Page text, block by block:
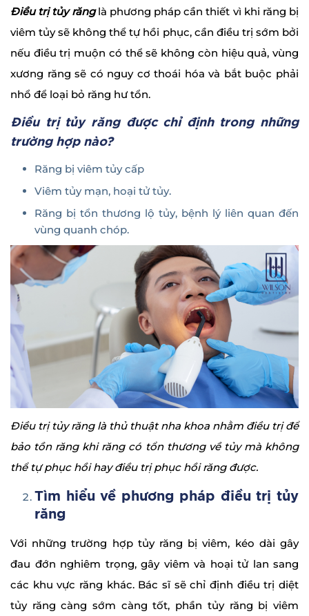
Điều trị tủy rănglà phương pháp cần thiết vì khi răng bị
viêm tủy sẽ không thể tự hồi phục, cần điều trị sớm bởi
nếu điều trị muộn có thể sẽ không còn hiệu quả, vùng
xương răng sẽ có nguy cơ thoái hóa và bắt buộc phải
nhổ để loại bỏ răng hư tổn.
Điều trị tủy răng được chỉ định trong những
trường hợp nào?
Răng bị viêm tủy cấp
Viêm tủy mạn, hoại tử tủy.
Răng bị tổn thương lộ tủy, bệnh lý liên quan đến
vùng quanh chóp.
Điều trị tủy răng là thủ thuật nha khoa nhằm điều trị để
bảo tồn răng khi răng có tổn thương về tủy mà không
thể tự phục hồi hay điều trị phục hồi răng được.
Tìm hiểu về phương pháp điều trị tủy
răng
Với những trường hợp tủy răng bị viêm, kéo dài gây
đau đớn nghiêm trọng, gây viêm và hoại tử lan sang
các khu vực răng khác. Bác sĩ sẽ chỉ định điều trị diệt
tủy răng càng sớm càng tốt, phần tủy răng bị viêm